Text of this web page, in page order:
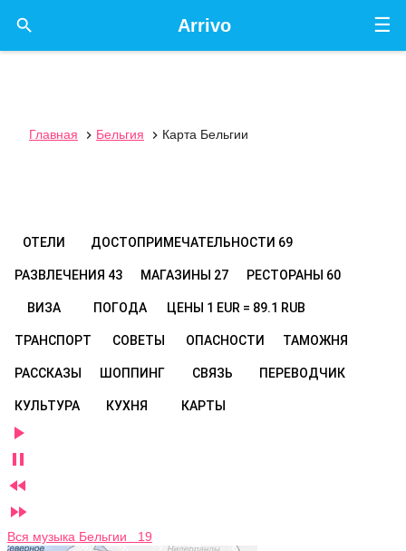
☰
Arrivo

Главная  Бельгия  Карта Бельгии
ОТЕЛИ ДОСТОПРИМЕЧАТЕЛЬНОСТИ 69
РАЗВЛЕЧЕНИЯ 43 МАГАЗИНЫ 27 РЕСТОРАНЫ 60
ВИЗА ПОГОДА ЦЕНЫ 1 EUR = 89.1 RUB
ТРАНСПОРТ СОВЕТЫ ОПАСНОСТИ ТАМОЖНЯ
РАССКАЗЫ ШОППИНГ СВЯЗЬ ПЕРЕВОДЧИК
КУЛЬТУРА КУХНЯ КАРТЫ




Вся музыка Бельгии 19